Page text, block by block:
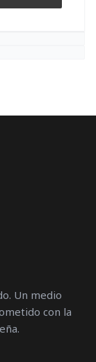
Un medio
con la